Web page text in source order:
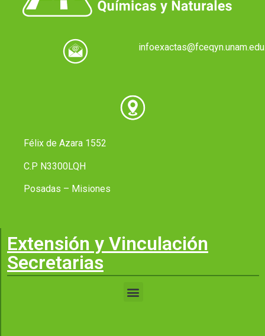
Félix de Azara 1552
C.P N3300LQH
Posadas – Misiones
Extensión y Vinculación
Secretarias